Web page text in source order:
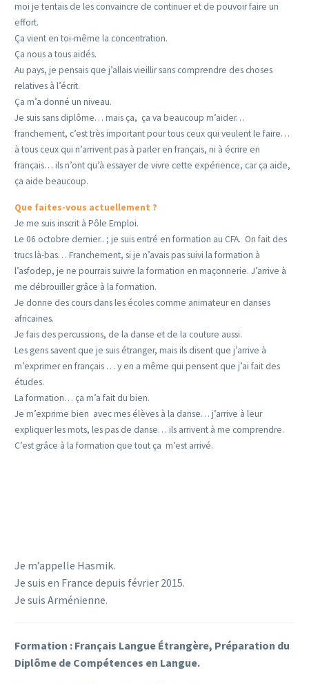
moi je tentais de les convaincre de continuer et de pouvoir faire un
effort.
Ça vient en toi-même la concentration.
Ça nous a tous aidés.
Au pays, je pensais que j’allais vieillir sans comprendre des choses
relatives à l’écrit.
Ça m’a donné un niveau.
Je suis sans diplôme… mais ça, ça va beaucoup m’aider…
franchement, c’est très important pour tous ceux qui veulent le faire…
à tous ceux qui n’arrivent pas à parler en français, ni à écrire en
français… ils n’ont qu’à essayer de vivre cette expérience, car ça aide,
ça aide beaucoup.
Que faites-vous actuellement ?
Je me suis inscrit à Pôle Emploi.
Le 06 octobre dernier.. ; je suis entré en formation au CFA. On fait des
trucs là-bas… Franchement, si je n’avais pas suivi la formation à
l’asfodep, je ne pourrais suivre la formation en maçonnerie. J’arrive à
me débrouiller grâce à la formation.
Je donne des cours dans les écoles comme animateur en danses
africaines.
Je fais des percussions, de la danse et de la couture aussi.
Les gens savent que je suis étranger, mais ils disent que j’arrive à
m’exprimer en français … y en a même qui pensent que j’ai fait des
études.
La formation… ça m’a fait du bien.
Je m’exprime bien avec mes élèves à la danse… j’arrive à leur
expliquer les mots, les pas de danse… ils arrivent à me comprendre.
C’est grâce à la formation que tout ça m’est arrivé.
Je m’appelle Hasmik.
Je suis en France depuis février 2015.
Je suis Arménienne.
Formation : Français Langue Étrangère, Préparation du
Diplôme de Compétences en Langue.